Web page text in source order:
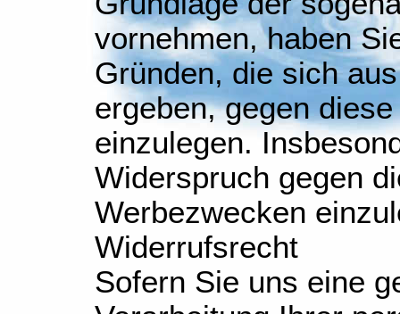
vornehmen, haben
Gründen, die sich
ergeben, gegen
einzulegen.
Widerspruch gegen
Werbezwecken
Widerrufsrecht
Sofern Sie uns eine